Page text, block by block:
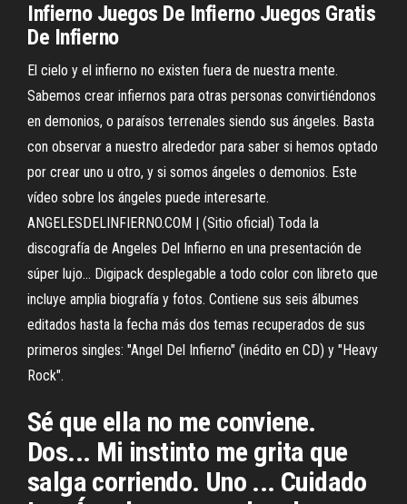
InfiernoJuegos De InfiernoJuegos Gratis
De Infierno
El cielo y el infierno no existen fuera de nuestra mente.
Sabemos crear infiernos para otras personas convirtiéndonos
en demonios, o paraísos terrenales siendo sus ángeles. Basta
con observar a nuestro alrededor para saber si hemos optado
por crear uno u otro, y si somos ángeles o demonios. Este
vídeo sobre los ángeles puede interesarte.
ANGELESDELINFIERNO.COM | (Sitio oficial) Toda la
discografía de Angeles Del Infierno en una presentación de
súper lujo... Digipack desplegable a todo color con libreto que
incluye amplia biografía y fotos. Contiene sus seis álbumes
editados hasta la fecha más dos temas recuperados de sus
primeros singles: "Angel Del Infierno" (inédito en CD) y "Heavy
Rock".
Sé que ella no me conviene.
Dos... Mi instinto me grita que
salga corriendo. Uno ... Cuidado